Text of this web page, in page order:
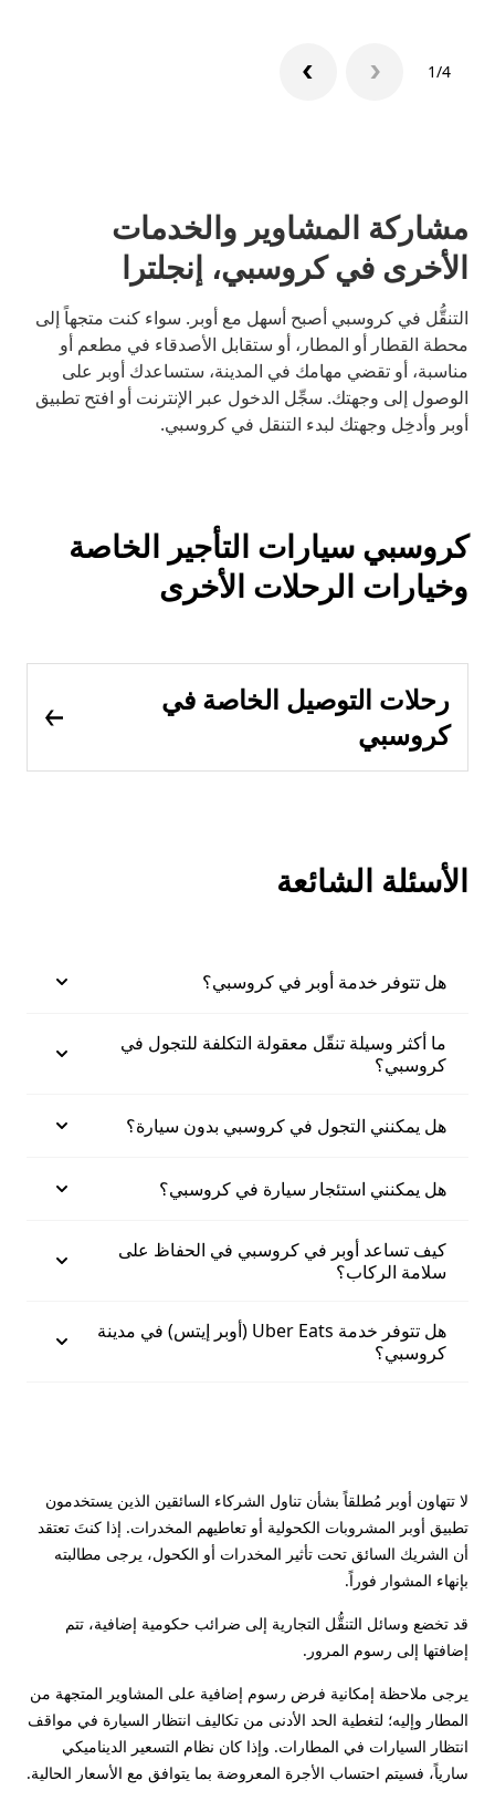
1/4
مشاركة المشاوير والخدمات
الأخرى في كروسبي، إنجلترا
التنقُّل في كروسبي أصبح أسهل مع أوبر. سواء كنت متجهاً إلى
محطة القطار أو المطار، أو ستقابل الأصدقاء في مطعم أو
مناسبة، أو تقضي مهامك في المدينة، ستساعدك أوبر على
الوصول إلى وجهتك. سجِّل الدخول عبر الإنترنت أو افتح تطبيق
أوبر وأدخِل وجهتك لبدء التنقل في كروسبي.
كروسبي سيارات التأجير الخاصة
وخيارات الرحلات الأخرى
رحلات التوصيل الخاصة في
كروسبي
الأسئلة الشائعة
هل تتوفر خدمة أوبر في كروسبي؟
ما أكثر وسيلة تنقّل معقولة التكلفة للتجول في
كروسبي؟
هل يمكنني التجول في كروسبي بدون سيارة؟
هل يمكنني استئجار سيارة في كروسبي؟
كيف تساعد أوبر في كروسبي في الحفاظ على
سلامة الركاب؟
هل تتوفر خدمة Uber Eats (أوبر إيتس) في مدينة
كروسبي؟
لا تتهاون أوبر مُطلقاً بشأن تناول الشركاء السائقين الذين يستخدمون
تطبيق أوبر المشروبات الكحولية أو تعاطيهم المخدرات. إذا كنتَ تعتقد
أن الشريك السائق تحت تأثير المخدرات أو الكحول، يرجى مطالبته
بإنهاء المشوار فوراً.
قد تخضع وسائل التنقُّل التجارية إلى ضرائب حكومية إضافية، تتم
إضافتها إلى رسوم المرور.
يرجى ملاحظة إمكانية فرض رسوم إضافية على المشاوير المتجهة من
المطار وإليه؛ لتغطية الحد الأدنى من تكاليف انتظار السيارة في مواقف
انتظار السيارات في المطارات. وإذا كان نظام التسعير الديناميكي
سارياً، فسيتم احتساب الأجرة المعروضة بما يتوافق مع الأسعار الحالية.